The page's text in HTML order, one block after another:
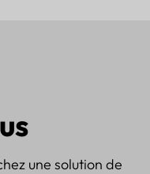
une solution de